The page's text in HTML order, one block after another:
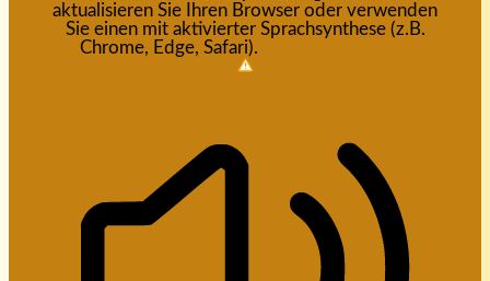
aktualisieren Sie Ihren Browser oder verwenden
Sie einen mit aktivierter Sprachsynthese (z.B.
Chrome, Edge, Safari).